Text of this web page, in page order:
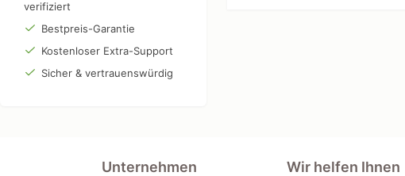
verifiziert
Bestpreis-Garantie
Kostenloser Extra-Support
Sicher & vertrauenswürdig
Unternehmen Wir helfen Ihnen